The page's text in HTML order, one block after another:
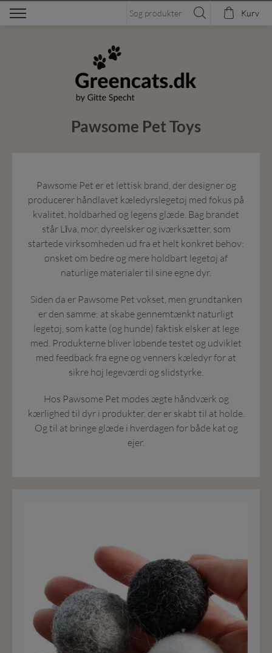
Kurv
Pawsome Pet Toys
Pawsome Pet er et lettisk brand, der designer og
producerer håndlavet kæledyrslegetøj med fokus på
kvalitet, holdbarhed og legens glæde. Bag brandet
står Līva, mor, dyreelsker og iværksætter, som
startede virksomheden ud fra et helt konkret behov:
ønsket om bedre og mere holdbart legetøj af
naturlige materialer til sine egne dyr.
Siden da er Pawsome Pet vokset, men grundtanken
er den samme: at skabe gennemtænkt naturligt
legetøj, som katte (og hunde) faktisk elsker at lege
med. Produkterne bliver løbende testet og udviklet
med feedback fra egne og venners kæledyr for at
sikre høj legeværdi og slidstyrke.
Hos Pawsome Pet mødes ægte håndværk og
kærlighed til dyr i produkter, der er skabt til at holde.
Og til at bringe glæde i hverdagen for både kat og
ejer.